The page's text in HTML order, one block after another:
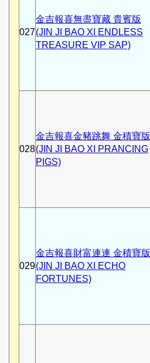
027
金吉報喜無盡寶藏 貴賓版
(JIN JI BAO XI ENDLESS
TREASURE VIP SAP)
028
金吉報喜金豬跳舞 金積寶版
(JIN JI BAO XI PRANCING
PIGS)
029
金吉報喜財富連連 金積寶版
(JIN JI BAO XI ECHO
FORTUNES)